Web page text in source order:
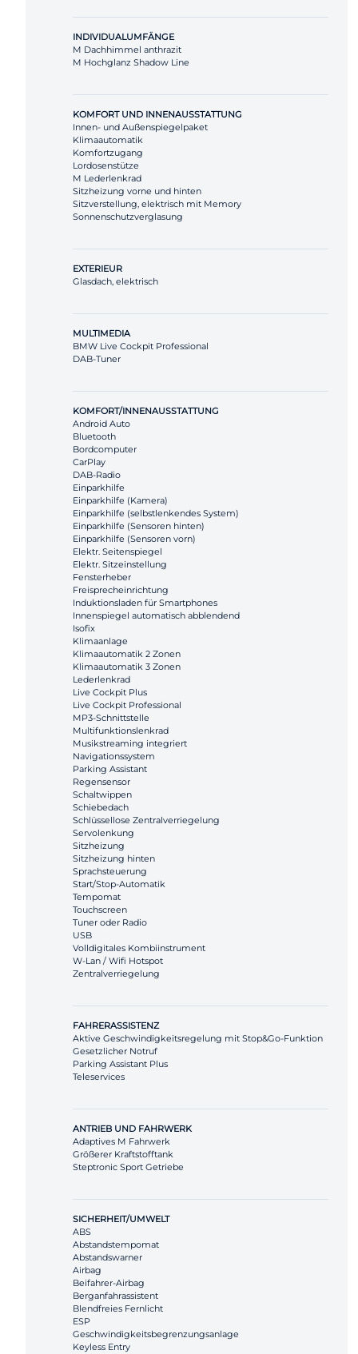
INDIVIDUALUMFÄNGE
M Dachhimmel anthrazit
M Hochglanz Shadow Line
KOMFORT UND INNENAUSSTATTUNG
Innen- und Außenspiegelpaket
Klimaautomatik
Komfortzugang
Lordosenstütze
M Lederlenkrad
Sitzheizung vorne und hinten
Sitzverstellung, elektrisch mit Memory
Sonnenschutzverglasung
EXTERIEUR
Glasdach, elektrisch
MULTIMEDIA
BMW Live Cockpit Professional
DAB-Tuner
KOMFORT/INNENAUSSTATTUNG
Android Auto
Bluetooth
Bordcomputer
CarPlay
DAB-Radio
Einparkhilfe
Einparkhilfe (Kamera)
Einparkhilfe (selbstlenkendes System)
Einparkhilfe (Sensoren hinten)
Einparkhilfe (Sensoren vorn)
Elektr. Seitenspiegel
Elektr. Sitzeinstellung
Fensterheber
Freisprecheinrichtung
Induktionsladen für Smartphones
Innenspiegel automatisch abblendend
Isofix
Klimaanlage
Klimaautomatik 2 Zonen
Klimaautomatik 3 Zonen
Lederlenkrad
Live Cockpit Plus
Live Cockpit Professional
MP3-Schnittstelle
Multifunktionslenkrad
Musikstreaming integriert
Navigationssystem
Parking Assistant
Regensensor
Schaltwippen
Schiebedach
Schlüssellose Zentralverriegelung
Servolenkung
Sitzheizung
Sitzheizung hinten
Sprachsteuerung
Start/Stop-Automatik
Tempomat
Touchscreen
Tuner oder Radio
USB
Volldigitales Kombiinstrument
W-Lan / Wifi Hotspot
Zentralverriegelung
FAHRERASSISTENZ
Aktive Geschwindigkeitsregelung mit Stop&Go-Funktion
Gesetzlicher Notruf
Parking Assistant Plus
Teleservices
ANTRIEB UND FAHRWERK
Adaptives M Fahrwerk
Größerer Kraftstofftank
Steptronic Sport Getriebe
SICHERHEIT/UMWELT
ABS
Abstandstempomat
Abstandswarner
Airbag
Beifahrer-Airbag
Berganfahrassistent
Blendfreies Fernlicht
ESP
Geschwindigkeitsbegrenzungsanlage
Keyless Entry